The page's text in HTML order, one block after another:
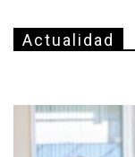
Actualidad